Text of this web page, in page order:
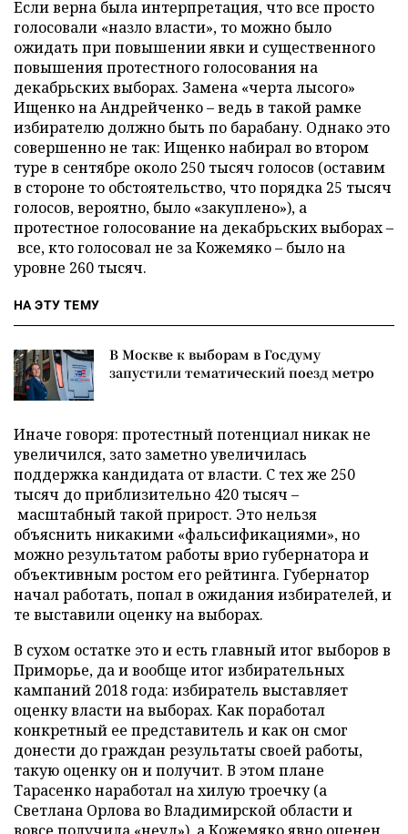
Если верна была интерпретация, что все просто
голосовали «назло власти», то можно было
ожидать при повышении явки и существенного
повышения протестного голосования на
декабрьских выборах. Замена «черта лысого»
Ищенко на Андрейченко – ведь в такой рамке
избирателю должно быть по барабану. Однако это
совершенно не так: Ищенко набирал во втором
туре в сентябре около 250 тысяч голосов (оставим
в стороне то обстоятельство, что порядка 25 тысяч
голосов, вероятно, было «закуплено»), а
протестное голосование на декабрьских выборах –
все, кто голосовал не за Кожемяко – было на
уровне 260 тысяч.
НА ЭТУ ТЕМУ
В Москве к выборам в Госдуму
запустили тематический поезд метро
Иначе говоря: протестный потенциал никак не
увеличился, зато заметно увеличилась
поддержка кандидата от власти. С тех же 250
тысяч до приблизительно 420 тысяч –
масштабный такой прирост. Это нельзя
объяснить никакими «фальсификациями», но
можно результатом работы врио губернатора и
объективным ростом его рейтинга. Губернатор
начал работать, попал в ожидания избирателей, и
те выставили оценку на выборах.
В сухом остатке это и есть главный итог выборов в
Приморье, да и вообще итог избирательных
кампаний 2018 года: избиратель выставляет
оценку власти на выборах. Как поработал
конкретный ее представитель и как он смог
донести до граждан результаты своей работы,
такую оценку он и получит. В этом плане
Тарасенко наработал на хилую троечку (а
Светлана Орлова во Владимирской области и